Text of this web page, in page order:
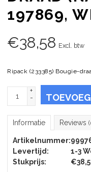
197869,
€38,58 Excl. btw
Ripack (233385) Bougie-
+
-
Informatie Reviews
Artikelnummer:
Levertijd:
1-3
Stukprijs: